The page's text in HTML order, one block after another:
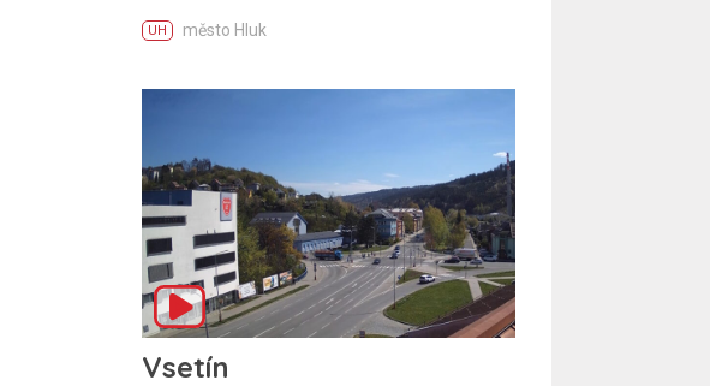
UH město Hluk
Vsetín